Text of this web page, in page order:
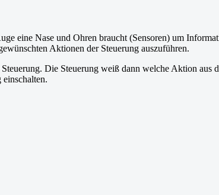
eine Nase und Ohren braucht (Sensoren) um
Aktionen der Steuerung auszuführen.
Die Steuerung weiß dann welche Aktion